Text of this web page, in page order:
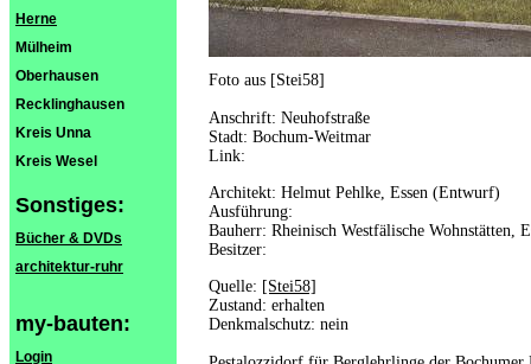
Herne
Mülheim
Oberhausen
Recklinghausen
Kreis Unna
Kreis Wesel
Sonstiges:
Bücher & DVDs
architektur-ruhr
my-bauten:
Login
Foto aus [Stei58]
Anschrift: Neuhofstraße
Stadt: Bochum-Weitmar
Link:
Architekt: Helmut Pehlke, Essen (Entwurf)
Ausführung:
Bauherr: Rheinisch Westfälische Wohnstätten,
Besitzer:
Quelle: [Stei58]
Zustand: erhalten
Denkmalschutz: nein